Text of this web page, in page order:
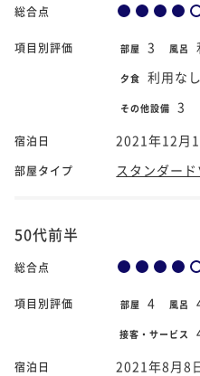
総合点
項目別評価 部屋 3 風呂
夕食 利用なし
その他設備 3
宿泊日 2021年12月
部屋タイプ スタンダー
50代前半
総合点
項目別評価 部屋 4 風呂
接客・サービス
宿泊日 2021年8月8